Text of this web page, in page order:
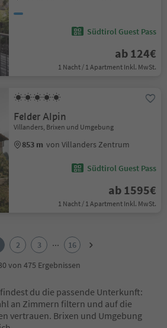
Südtirol Guest Pass
ab 124€
1 Nacht / 1 Apartment Inkl. MwSt.
Felder Alpin
Villanders, Brixen und Umgebung
853 m von Villanders Zentrum
Südtirol Guest Pass
ab 1595€
1 Nacht / 1 Apartment Inkl. MwSt.
2 3 ...
16
von 475 Ergebnissen
du die passende Unterkunft:
an Zimmern filtern und auf die
vertrauen. Brixen und Umgebung